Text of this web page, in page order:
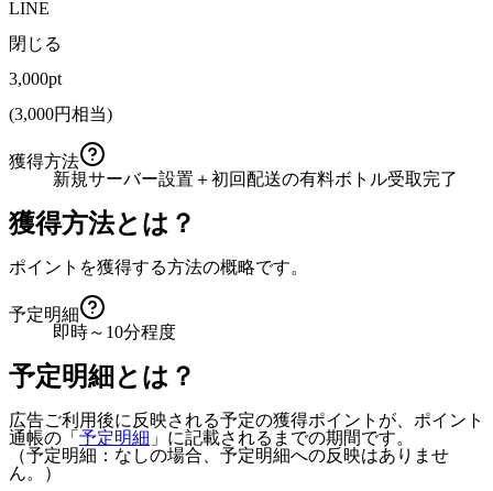
LINE
閉じる
3,000pt
(3,000円相当)
獲得方法
新規サーバー設置＋初回配送の有料ボトル受取完了
獲得方法とは？
ポイントを獲得する方法の概略です。
予定明細
即時～10分程度
予定明細とは？
広告ご利用後に反映される予定の獲得ポイントが、ポイント
通帳の「 予定明細 」に記載されるまでの期間です。
（予定明細：なしの場合、予定明細への反映はありませ
ん。）